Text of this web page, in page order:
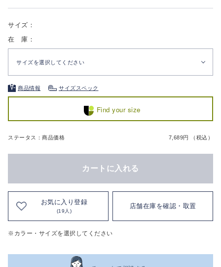
サイズ：
在 庫：
サイズを選択してください
商品情報 サイズスペック
Find your size
ステータス：商品価格 7,689円 （税込）
カートに入れる
お気に入り登録
(19人)
店舗在庫を確認・取置
※カラー・サイズを選択してください